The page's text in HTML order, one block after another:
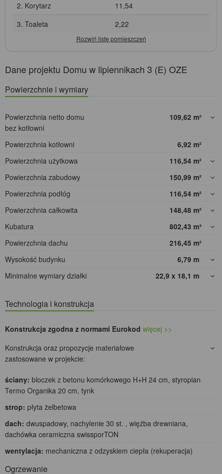
2. Korytarz
11,54
3. Toaleta
2,22
Dane projektu Domu w lipiennikach 3 (E) OZE
Powierzchnie i wymiary
Powierzchnia netto domu
bez kotłowni
109,62 m²
Powierzchnia kotłowni 6,92 m²
Powierzchnia użytkowa
116,54 m²
Powierzchnia zabudowy
150,99 m²
Powierzchnia podłóg
116,54 m²
Powierzchnia całkowita
148,48 m²
Kubatura
802,43 m³
Powierzchnia dachu
216,45 m²
Wysokość budynku
6,79 m
Minimalne wymiary działki
22,9 x 18,1 m
Technologia i konstrukcja
Konstrukcja zgodna z normami Eurokod więcej >>
Konstrukcja oraz propozycje materiałowe
zastosowane w projekcie:
ściany: bloczek z betonu komórkowego H+H 24 cm, styropian
Termo Organika 20 cm, tynk
strop: płyta żelbetowa
dach: dwuspadowy, nachylenie 30 st. , więźba drewniana,
dachówka ceramiczna swissporTON
wentylacja: mechaniczna z odzyskiem ciepła (rekuperacja)
Ogrzewanie